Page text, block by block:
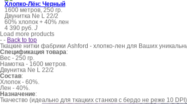
Хлопко-Лён: Черный
1600 метров, 250 гр.
Двунитка Ne L 22/2
60% хлопок + 40% лен
4 390 руб. J
Load more products
- - Back to top
Ткацкие нитки фабрики Ashford - хлопко-лен для Ваших
Спецификация товара:
Вес - 250 гр.
Намотка - 1600 метров.
Двунитка Ne L 22/2
Состав:
Хлопок - 60%.
Лен - 40%.
Назначение:
Ткачество (идеально для ткацких станков с бердо не реже 10 DPI)